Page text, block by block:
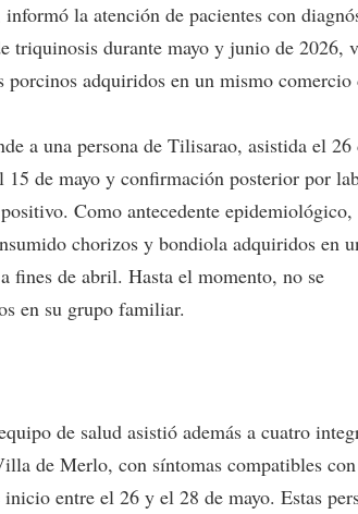
la atención de pacientes con
triquinosis durante mayo y junio de 2026,
porcinos adquiridos en un mismo comercio
a una persona de Tilisarao, asistida el 26
15 de mayo y confirmación posterior por
Como antecedente epidemiológico,
chorizos y bondiola adquiridos en
fines de abril. Hasta el momento, no se
en su grupo familiar.
de salud asistió además a cuatro
de Merlo, con síntomas compatibles con
entre el 26 y el 28 de mayo. Estas